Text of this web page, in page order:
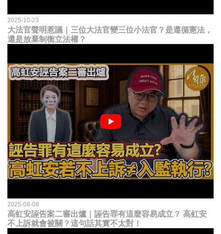
2025-10-23
大法官聲明惹議｜三位大法官變三位小法官？是遵循憲法，
還是放棄制衡立法權？
2025-08-08
高虹安誣告案二審出爐｜誣告罪有這麼容易成立？ 高虹安
不上訴就會被關？這句話其實不太對！